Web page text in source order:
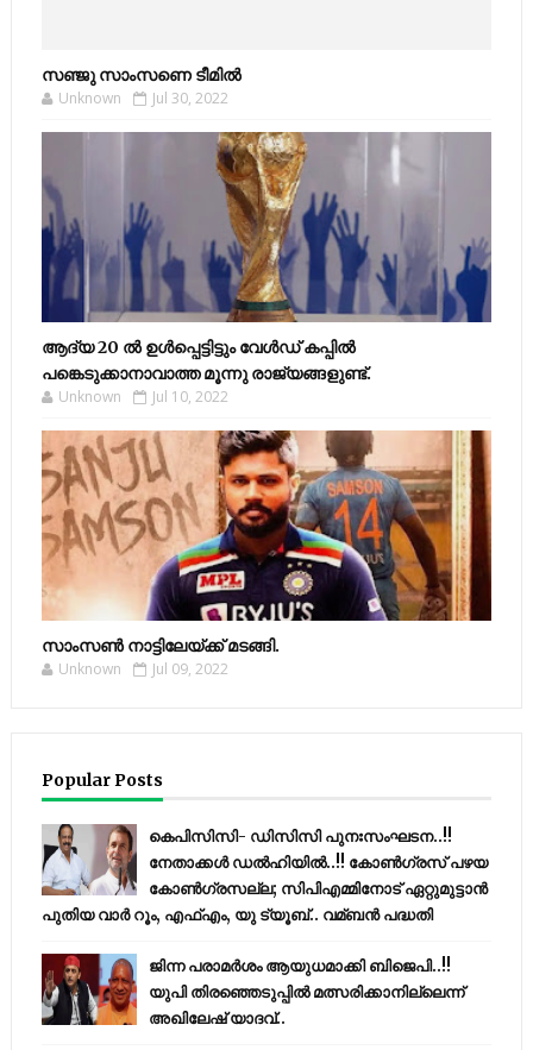
സഞ്ജു സാംസണെ ടീമില്‍
Unknown Jul 30, 2022
ആദ്യ 20 ല്‍ ഉള്‍പ്പെട്ടിട്ടും വേള്‍ഡ് കപ്പില്‍
പങ്കെടുക്കാനാവാത്ത മൂന്നു രാജ്യങ്ങളുണ്ട്.
Unknown Jul 10, 2022
സാംസണ്‍ നാട്ടിലേയ്‌ക്ക് മടങ്ങി.
Unknown Jul 09, 2022
Popular Posts
കെപിസിസി- ഡിസിസി പുനഃസംഘടന..!!
നേതാക്കൾ ഡൽഹിയിൽ..!! കോണ്‍ഗ്രസ് പഴയ
കോണ്‍ഗ്രസല്ല; സിപിഎമ്മിനോട് ഏറ്റുമുട്ടാന്‍
പുതിയ വാര്‍ റൂം, എഫ്‌എം, യു ട്യൂബ്.. വമ്ബന്‍ പദ്ധതി
ജിന്ന പരാമര്‍ശം ആയുധമാക്കി ബിജെപി..!!
യുപി തിരഞ്ഞെടുപ്പില്‍ മത്സരിക്കാനില്ലെന്ന്
അഖിലേഷ് യാദവ്..